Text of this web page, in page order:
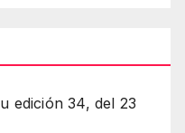
edición 34, del 23